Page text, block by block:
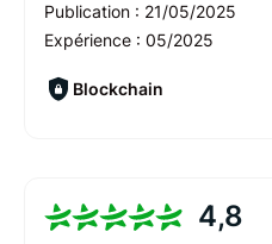
Publication : 21/05/2025
Expérience : 05/2025
Blockchain
4,8